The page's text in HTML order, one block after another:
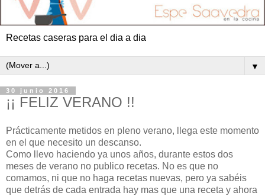
Recetas caseras para el dia a dia
▼
30 junio 2016
¡¡ FELIZ VERANO !!
Prácticamente metidos en pleno verano, llega este momento
en el que necesito un descanso.
Como llevo haciendo ya unos años, durante estos dos
meses de verano no publico recetas. No es que no
comamos, ni que no haga recetas nuevas, pero ya sabéis
que detrás de cada entrada hay mas que una receta y ahora